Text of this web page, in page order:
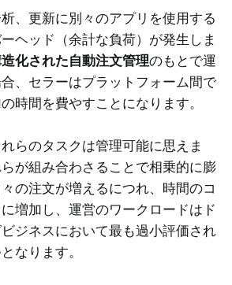
、更新に別々のアプリを使用する
ヘッド（余計な負荷）が発生しま
化された自動注文管理のもとで運
、セラーはプラットフォーム間で
時間を費やすことになります。
らのタスクは管理可能に思えま
が組み合わさることで相乗的に膨
の注文が増えるにつれ、時間のコ
増加し、運営のワークロードはド
ジネスにおいて最も過小評価され
なります。